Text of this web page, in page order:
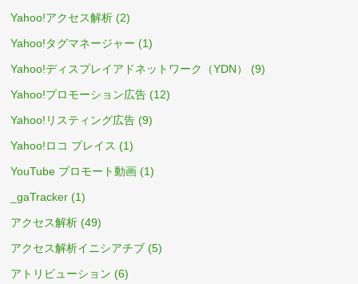
Yahoo!アクセス解析 (2)
Yahoo!タグマネージャー (1)
Yahoo!ディスプレイアドネットワーク（YDN）
(9)
Yahoo!プロモーション広告 (12)
Yahoo!リスティング広告 (9)
Yahoo!ロコ プレイス (1)
YouTube プロモート動画 (1)
_gaTracker (1)
アクセス解析 (49)
アクセス解析イニシアチブ (5)
アトリビューション (6)